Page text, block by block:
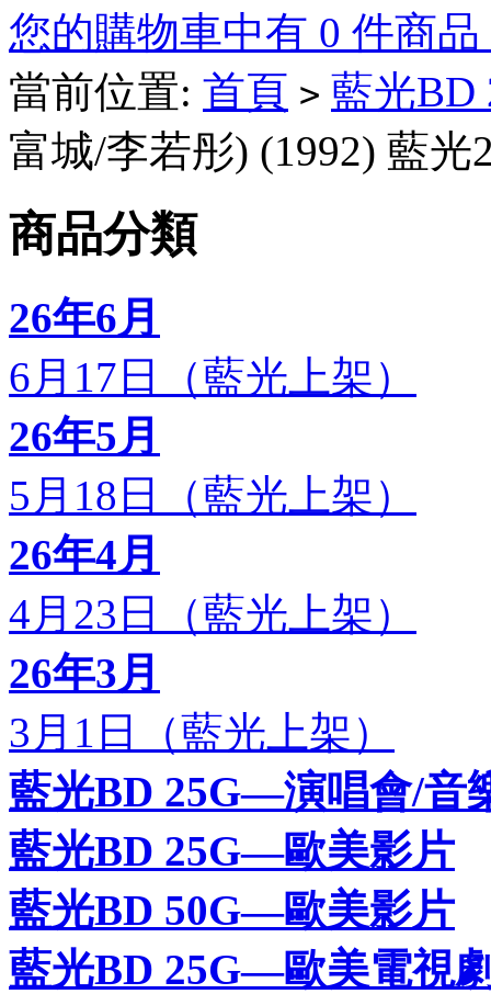
您的購物車中有 0 件商
當前位置: 首頁 > 藍光
富城/李若彤) (1992) 藍光
商品分類
26年6月
6月17日（藍光上架）
26年5月
5月18日（藍光上架）
26年4月
4月23日（藍光上架）
26年3月
3月1日（藍光上架）
藍光BD 25G—演唱會/音
藍光BD 25G—歐美影片
藍光BD 50G—歐美影片
藍光BD 25G—歐美電視